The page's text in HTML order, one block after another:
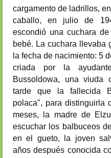
cargamento de ladrillos,
caballo, en julio de
escondió una cuchara
bebé. La cuchara llevaba
la fecha de nacimiento: 5
criada por la
Bussoldowa, una viuda
tarde que la fallecida
polaca", para distinguirla
meses, la madre de
escuchar los balbuceos
en el gueto, la joven
años después conocida